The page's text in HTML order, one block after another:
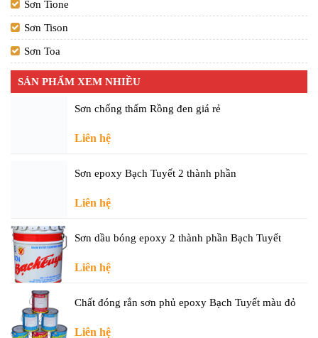
Sơn Tione
Sơn Tison
Sơn Toa
SẢN PHẨM XEM NHIỀU
Sơn chống thấm Rồng đen giá rẻ
Liên hệ
Sơn epoxy Bạch Tuyết 2 thành phần
Liên hệ
Sơn dầu bóng epoxy 2 thành phần Bạch Tuyết
Liên hệ
Chất đóng rắn sơn phủ epoxy Bạch Tuyết màu đỏ
Liên hệ